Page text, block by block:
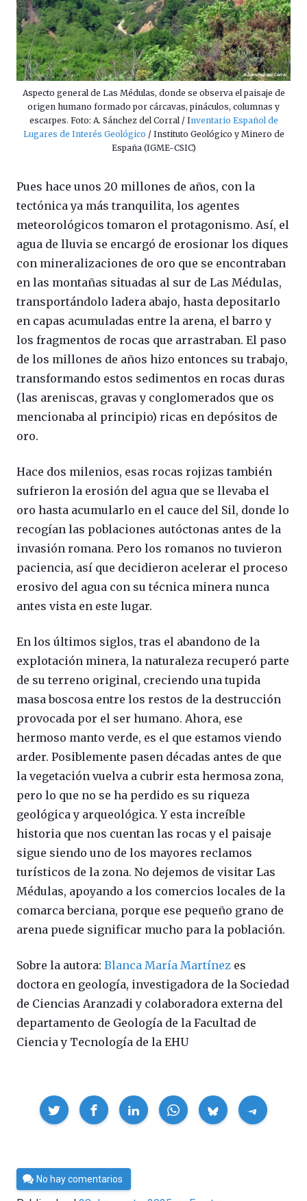
Aspecto general de Las Médulas, donde se observa el paisaje de
origen humano formado por cárcavas, pináculos, columnas y
escarpes. Foto: A. Sánchez del Corral / Inventario Español de
Lugares de Interés Geológico / Instituto Geológico y Minero de
España (IGME-CSIC)
Pues hace unos 20 millones de años, con la
tectónica ya más tranquilita, los agentes
meteorológicos tomaron el protagonismo. Así, el
agua de lluvia se encargó de erosionar los diques
con mineralizaciones de oro que se encontraban
en las montañas situadas al sur de Las Médulas,
transportándolo ladera abajo, hasta depositarlo
en capas acumuladas entre la arena, el barro y
los fragmentos de rocas que arrastraban. El paso
de los millones de años hizo entonces su trabajo,
transformando estos sedimentos en rocas duras
(las areniscas, gravas y conglomerados que os
mencionaba al principio) ricas en depósitos de
oro.
Hace dos milenios, esas rocas rojizas también
sufrieron la erosión del agua que se llevaba el
oro hasta acumularlo en el cauce del Sil, donde lo
recogían las poblaciones autóctonas antes de la
invasión romana. Pero los romanos no tuvieron
paciencia, así que decidieron acelerar el proceso
erosivo del agua con su técnica minera nunca
antes vista en este lugar.
En los últimos siglos, tras el abandono de la
explotación minera, la naturaleza recuperó parte
de su terreno original, creciendo una tupida
masa boscosa entre los restos de la destrucción
provocada por el ser humano. Ahora, ese
hermoso manto verde, es el que estamos viendo
arder. Posiblemente pasen décadas antes de que
la vegetación vuelva a cubrir esta hermosa zona,
pero lo que no se ha perdido es su riqueza
geológica y arqueológica. Y esta increíble
historia que nos cuentan las rocas y el paisaje
sigue siendo uno de los mayores reclamos
turísticos de la zona. No dejemos de visitar Las
Médulas, apoyando a los comercios locales de la
comarca berciana, porque ese pequeño grano de
arena puede significar mucho para la población.
Sobre la autora: Blanca María Martínez es
doctora en geología, investigadora de la Sociedad
de Ciencias Aranzadi y colaboradora externa del
departamento de Geología de la Facultad de
Ciencia y Tecnología de la EHU
Compartir
Por
César
No hay comentarios